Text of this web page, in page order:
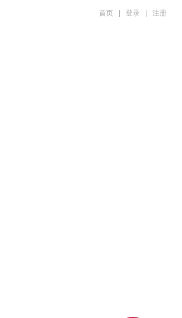
首页 登录 注册